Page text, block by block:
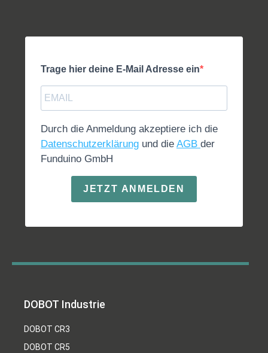
Trage hier deine E-Mail Adresse ein
Durch die Anmeldung akzeptiere ich die
Datenschutzerklärung und die AGB der
Funduino GmbH
JETZT ANMELDEN
DOBOT Industrie
DOBOT CR3
DOBOT CR5